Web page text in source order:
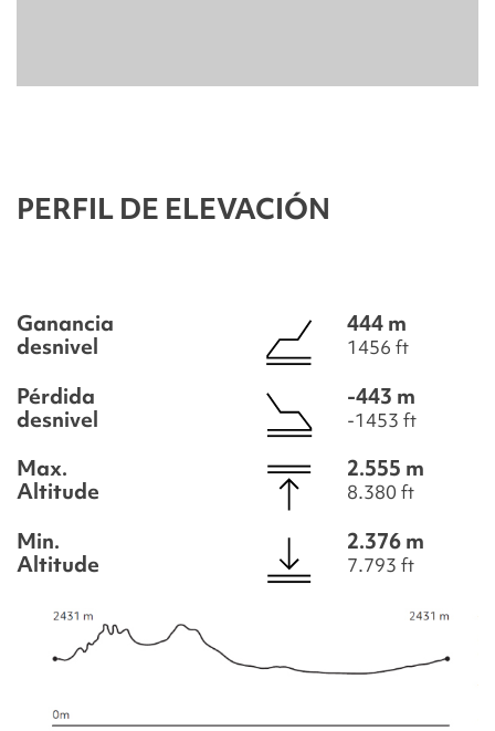
PERFIL DE ELEVACIÓN
Ganancia
desnivel
444 m
1456 ft
Pérdida
desnivel
-443 m
-1453 ft
Max.
Altitude
2.555 m
8.380 ft
Min.
Altitude
2.376 m
7.793 ft